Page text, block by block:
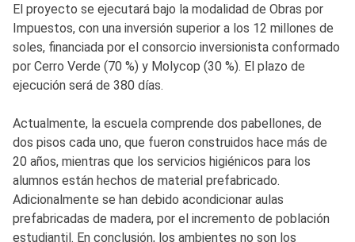
El proyecto se ejecutará bajo la modalidad de Obras por
Impuestos, con una inversión superior a los 12 millones de
soles, financiada por el consorcio inversionista conformado
por Cerro Verde (70 %) y Molycop (30 %). El plazo de
ejecución será de 380 días.
Actualmente, la escuela comprende dos pabellones, de
dos pisos cada uno, que fueron construidos hace más de
20 años, mientras que los servicios higiénicos para los
alumnos están hechos de material prefabricado.
Adicionalmente se han debido acondicionar aulas
prefabricadas de madera, por el incremento de población
estudiantil. En conclusión, los ambientes no son los